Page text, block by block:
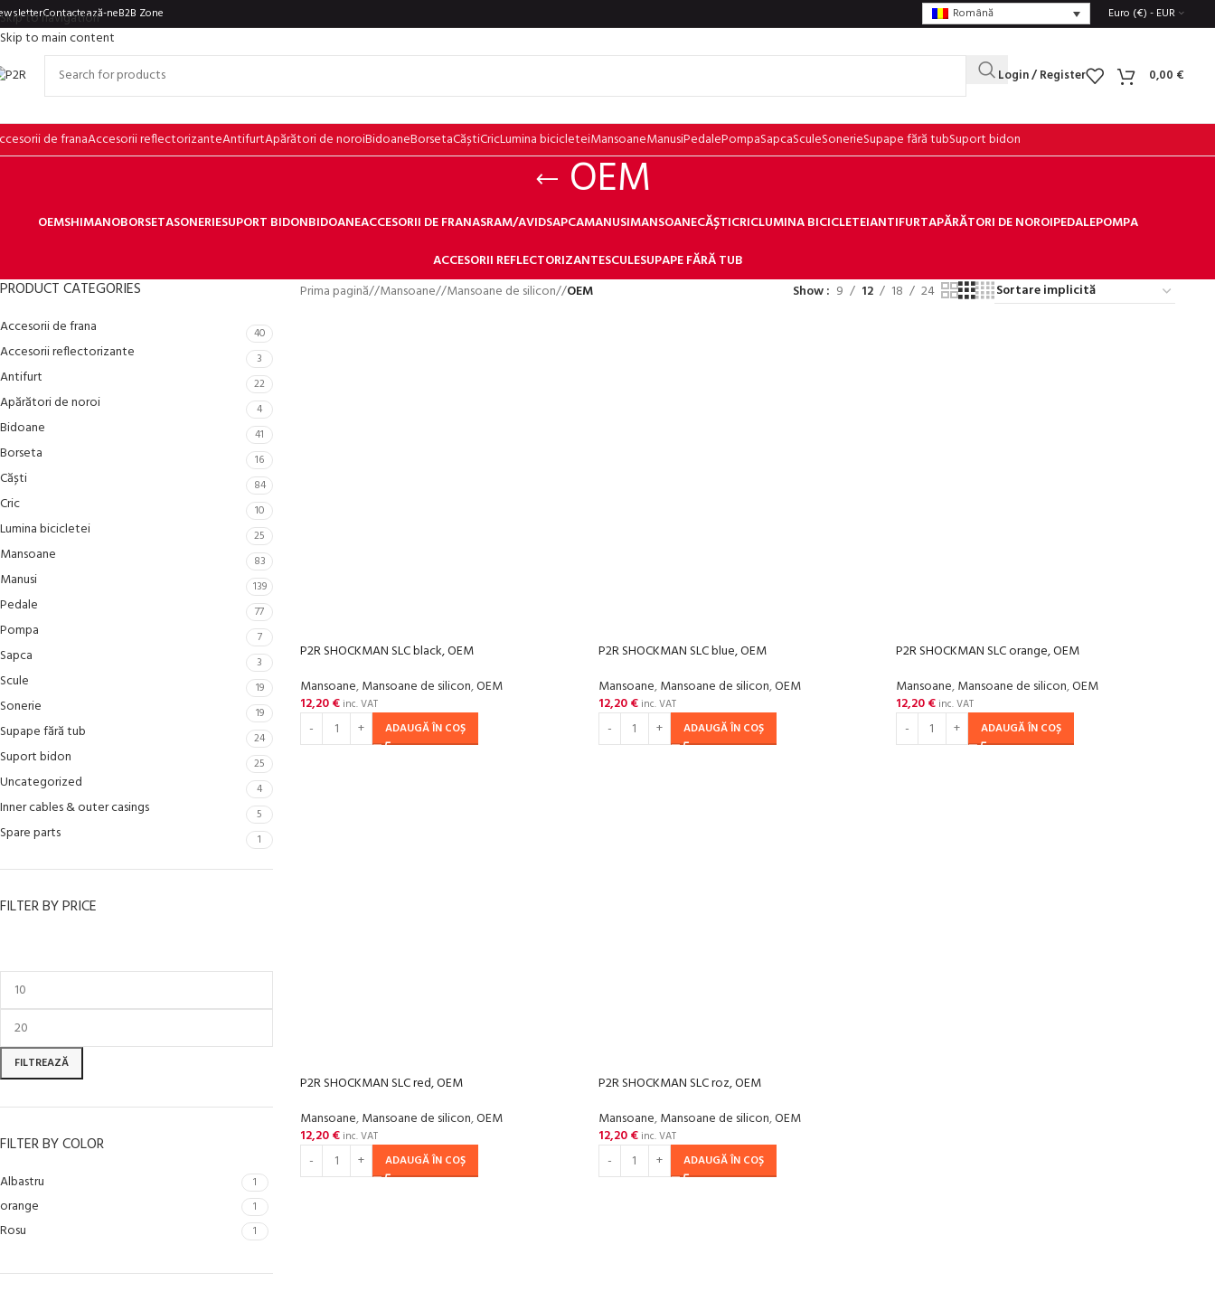
Skip to navigation
Skip to main content
Contactează-neB2B Zone Română Euro (€) - EUR
Login / Register 0,00 €
de franaAccesorii reflectorizanteAntifurtApărători de noroiBidoaneBorsetaCăștiCricLumina bicicleteiMansoaneManusiPedalePompaSapcaSculeSonerieSupape fără tubSuport bidon
OEM
OEMSHIMANOBORSETASONERIESUPORT BIDONBIDOANEACCESORII DE FRANASRAM/AVIDSAPCAMANUSIMANSOANECĂȘTICRICLUMINA BICICLETEIANTIFURTAPĂRĂTORI DE NOROIPEDALEPOMPA
ACCESORII REFLECTORIZANTESCULESUPAPE FĂRĂ TUB
PRODUCT CATEGORIES
Accesorii de frana 40
Accesorii reflectorizante 3
Antifurt 22
Apărători de noroi 4
Bidoane 41
Borseta 16
Căști 84
Cric 10
Lumina bicicletei 25
Mansoane 83
Manusi 139
Pedale 77
Pompa 7
Sapca 3
Scule 19
Sonerie 19
Supape fără tub 24
Suport bidon 25
Uncategorized 4
Inner cables & outer casings 5
Spare parts 1
FILTER BY PRICE
FILTREAZĂ
FILTER BY COLOR
Albastru 1
orange 1
Rosu 1
Prima pagină/ Mansoane/ Mansoane de silicon/ OEM Show 9 12 18 24
P2R SHOCKMAN SLC black, OEM
Mansoane,Mansoane de silicon,OEM
12,20€ inc. VAT
ADAUGĂ ÎN COȘ
P2R SHOCKMAN SLC blue, OEM
Mansoane,Mansoane de silicon,OEM
12,20€inc. VAT
ADAUGĂ ÎN COȘ
P2R SHOCKMAN SLC orange, OEM
Mansoane,Mansoane de silicon,OEM
12,20€inc. VAT
ADAUGĂ ÎN COȘ
P2R SHOCKMAN SLC red, OEM
Mansoane,Mansoane de silicon,OEM
12,20€ inc. VAT
ADAUGĂ ÎN COȘ
P2R SHOCKMAN SLC roz, OEM
Mansoane,Mansoane de silicon,OEM
12,20€inc. VAT
ADAUGĂ ÎN COȘ